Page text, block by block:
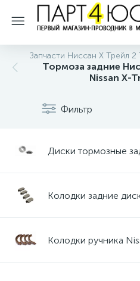
Запчасти Ниссан Х Трейл 2
Тормоза задние
Nissan X-
Фильтр
Диски тормозные
Колодки задние
Колодки ручника